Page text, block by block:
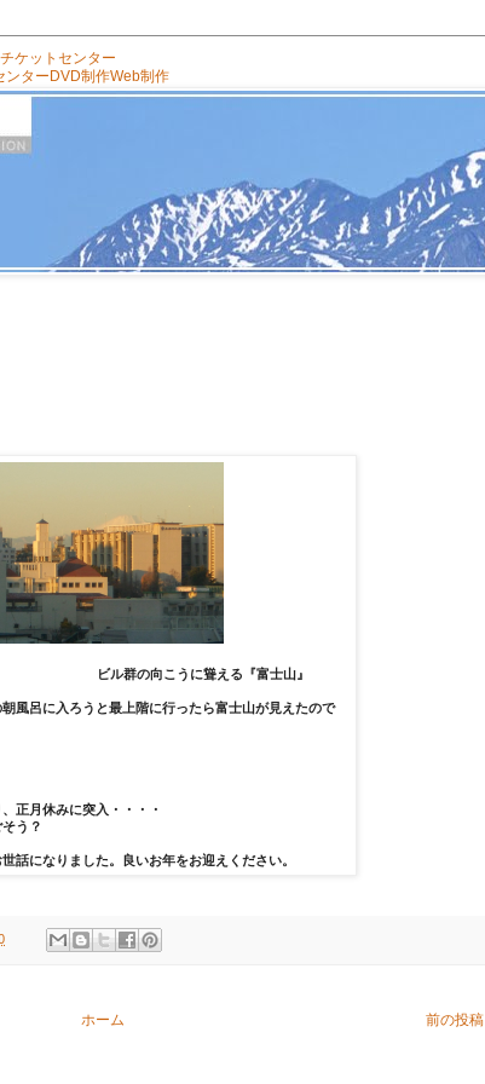
ケットセンター
ンター DVD制作Web制作
ビル群の向こうに聳える『富士山』
風呂に入ろうと最上階に行ったら富士山が見えたので
正月休みに突入・・・・
う？
話になりました。良いお年をお迎えください。
前の投稿
ホーム